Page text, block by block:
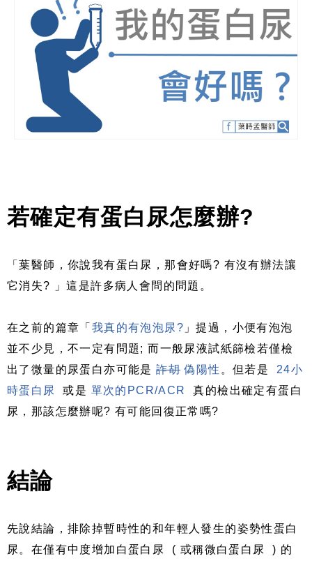
若確定有蛋白尿怎麼辦?
「葉醫師，你說我有蛋白尿，那會好嗎? 有沒有辦法讓
它消失? 」這是許多病人會問的問題。
在之前的篇章「 我真的有泡泡尿 ? 」提過，小便有泡泡
並不少見，不一定有問題 ;而一般尿液試紙篩檢若僅檢
出了微量的尿蛋白亦可能是 詐胡 偽陽性 。但若是 24小
時蛋白尿
或是 單次的 PCR/ACR
真的檢出確定有蛋白
尿，那該怎麼辦呢?有可能回復正常嗎?
結論
先說結論，排除掉暫時性的和年輕人發生的姿勢性蛋白
尿。在僅有中度增加白蛋白尿 ( 或稱微白蛋白尿) 的